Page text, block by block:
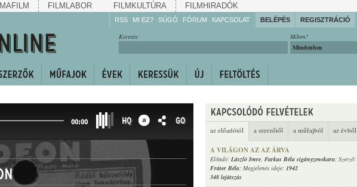
MAFILM FILMLABOR FILMKULTÚRA FILMHIRADÓK
RSS MI EZ? SÚGÓ
Gyarapítsa!
FÓRUM KAPCSOLAT BELÉPÉS REGISZTRÁCIÓ
Miben?
Mindenben
Keresés:
az előadótól a szerzőtől a műfajból az évből
A VILÁGON AZ AZ ÁRVA
Előadó: László Imre, Farkas Béla cigányzenekara; Szerző:
Fráter Béla; Megjelenés ideje: 1942
348 lejátszás
00:00 HQ GO